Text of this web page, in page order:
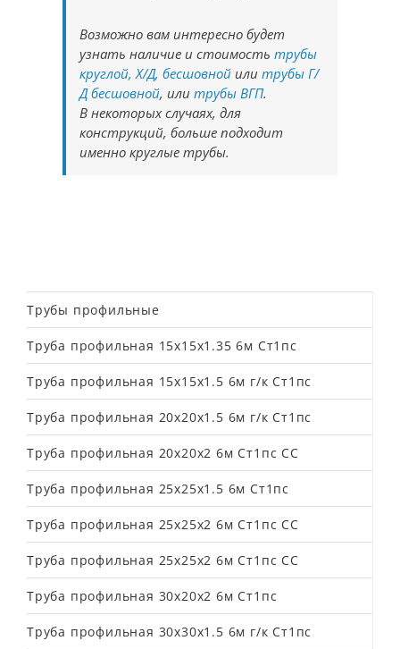
Возможно вам интересно будет
узнать наличие и стоимость трубы
круглой, Х/Д, бесшовной или трубы Г/
Д бесшовной, или трубы ВГП.
В некоторых случаях, для
конструкций, больше подходит
именно круглые трубы.
Трубы профильные
Труба профильная 15х15х1.35 6м Ст1пс
Труба профильная 15х15х1.5 6м г/к Ст1пс
Труба профильная 20х20х1.5 6м г/к Ст1пс
Труба профильная 20х20х2 6м Ст1пс СС
Труба профильная 25х25х1.5 6м Ст1пс
Труба профильная 25х25х2 6м Cт1пс СС
Труба профильная 25х25х2 6м Ст1пс СС
Труба профильная 30х20х2 6м Ст1пс
Труба профильная 30х30х1.5 6м г/к Ст1пс